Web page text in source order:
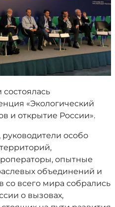
состоялась
«Экологический
и открытие России».
особо
опытные
объединений и
со всего мира собрались
о вызовах,